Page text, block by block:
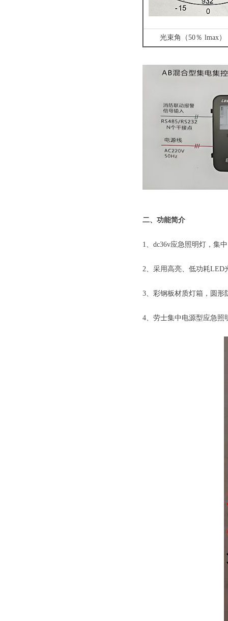
光束角（50％ lmax）
二、功能简介
1、dc36v应急照明灯，集
2、采用高亮、低功耗LED
3、彩钢板材质灯箱，圆形
4、劳士集中电源型应急照